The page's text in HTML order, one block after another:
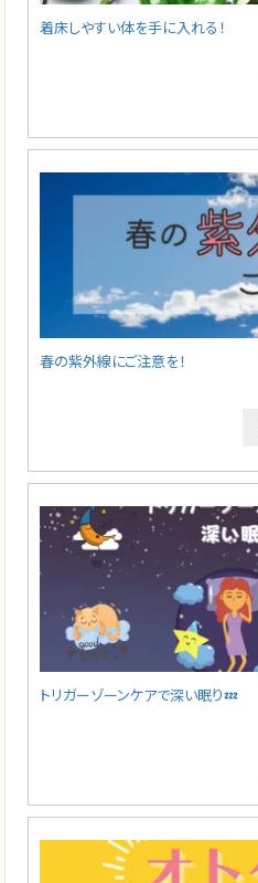
着床しやすい体を手に入れる！
春の紫外線にご注意を！
トリガーゾーンケアで深い眠り💤